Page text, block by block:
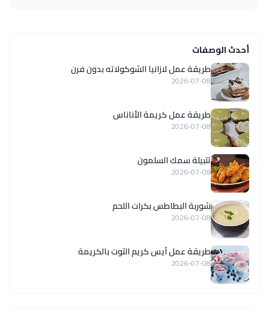
أحدث الوصفات
طريقة عمل لازانيا الشوكولاته بدون فرن
2026-07-08
طريقة عمل كريمة الأناناس
2026-07-08
تتبيلة سمك السلمون
2026-07-08
شوربة البطاطس بكرات اللحم
2026-07-08
طريقة عمل آيس كريم التوت بالكريمة
2026-07-08